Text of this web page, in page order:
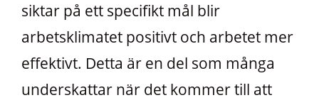
siktar på ett specifikt mål blir
arbetsklimatet positivt och arbetet mer
effektivt. Detta är en del som många
underskattar när det kommer till att